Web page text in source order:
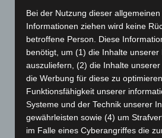
zunächst an den fünf
am Sitzplatz wieder eine
und sich zu Hause täglich
kann abgebrochen werden,
Verdachtsfall nicht bestätigt.
Primarbereichs aber bleibt das
medizinischen Maske in
Schulen und Jahrgänge
Bei der Nutzung dieser
Informationen ziehen wird keine
betroffene Person. Diese
benötigt, um (1) die Inhalte
auszuliefern, (2) die Inhalte
die Werbung für diese zu
Funktionsfähigkeit unserer
Systeme und der Technik unserer
gewährleisten sowie (4) um
im Falle eines Cyberangriffes die